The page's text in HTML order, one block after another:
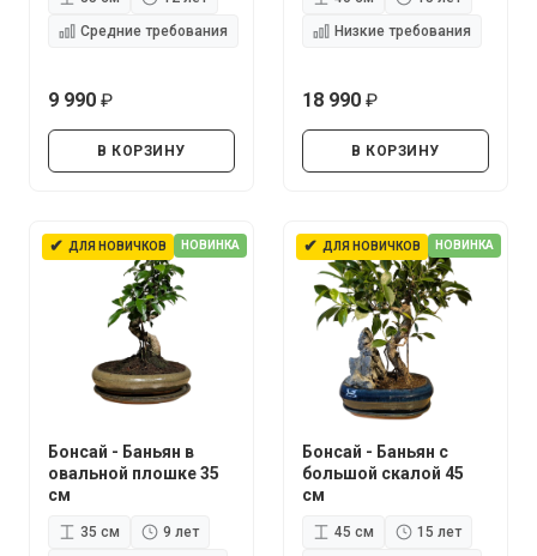
Средние требования
9 990
В КОРЗИНУ
Низкие требования
18 990
В КОРЗИНУ
✔ ДЛЯ НОВИЧКОВ НОВИНКА
Бонсай - Баньян в
овальной плошке 35
см
35 см
9 лет
✔ ДЛЯ НОВИЧКОВ НОВИНКА
Бонсай - Баньян с
большой скалой 45
см
45 см
15 лет